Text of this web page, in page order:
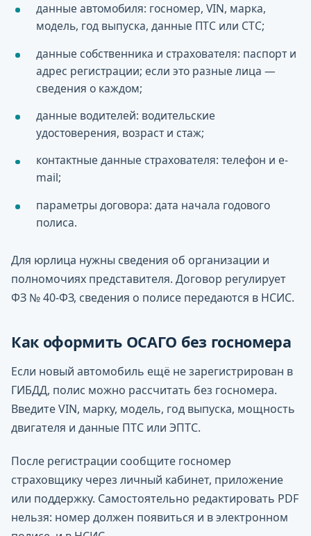
данные автомобиля: госномер, VIN, марка,
модель, год выпуска, данные ПТС или СТС;
данные собственника и страхователя: паспорт и
адрес регистрации; если это разные лица —
сведения о каждом;
данные водителей: водительские
удостоверения, возраст и стаж;
контактные данные страхователя: телефон и e-
mail;
параметры договора: дата начала годового
полиса.
Для юрлица нужны сведения об организации и
полномочиях представителя. Договор регулирует
ФЗ № 40-ФЗ, сведения о полисе передаются в НСИС.
Как оформить ОСАГО без госномера
Если новый автомобиль ещё не зарегистрирован в
ГИБДД, полис можно рассчитать без госномера.
Введите VIN, марку, модель, год выпуска, мощность
двигателя и данные ПТС или ЭПТС.
После регистрации сообщите госномер
страховщику через личный кабинет, приложение
или поддержку. Самостоятельно редактировать PDF
нельзя: номер должен появиться и в электронном